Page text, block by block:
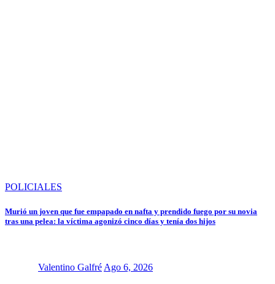
POLICIALES
Murió un joven que fue empapado en nafta y prendido fuego por su novia
tras una pelea: la víctima agonizó cinco días y tenía dos hijos
Valentino Galfré Ago 6, 2026